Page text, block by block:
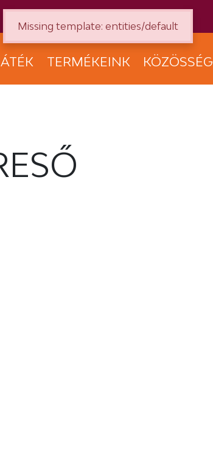
TERMÉKEINK KÖZÖSSÉG
Missing template: entities/default